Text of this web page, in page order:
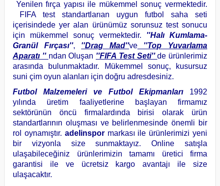
Yenilen fırça yapısı ile mükemmel sonuç vermektedir.
FIFA test standartlarıan uygun futbol saha seti
içerisindede yer alan ürünümüz sorunsuz test sonucu
için mükemmel sonuç vermektedir. ''Halı Kumlama-
Granül Fırçası'', ''Drag Mad''ve''Top Yuvarlama
Aparatı '' ndan Oluşan ''FIFA Test Seti''de ürünlerimiz
arasında bulunmaktadır. Mükemmel sonuç, kusursuz
suni çim oyun alanları için doğru adresdesiniz.
Futbol Malzemeleri ve Futbol Ekipmanları
1992
yılında üretim faaliyetlerine başlayan firmamız
sektörünün öncü firmalardında birisi olarak ürün
standartlarının oluşması ve belirlenmesinde önemli bir
rol oynamıştır. adelinspor markası ile ürünlerimizi yeni
bir vizyonla size sunmaktayız. Online satışla
ulaşabileceğiniz ürünlerimizin tamamı üretici firma
garantisi ile ve ücretsiz kargo avantajı ile size
ulaşacaktır.